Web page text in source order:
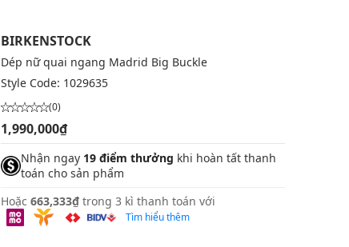
BIRKENSTOCK
Dép nữ quai ngang Madrid Big Buckle
Style Code: 1029635
(0)
1,990,000₫
Nhận ngay 19 điểm thưởng khi hoàn tất thanh
toán cho sản phẩm
Hoặc 663,333₫ trong 3 kì thanh toán với
Tìm hiểu thêm